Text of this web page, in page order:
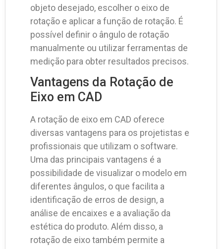
objeto desejado, escolher o eixo de
rotação e aplicar a função de rotação. É
possível definir o ângulo de rotação
manualmente ou utilizar ferramentas de
medição para obter resultados precisos.
Vantagens da Rotação de
Eixo em CAD
A rotação de eixo em CAD oferece
diversas vantagens para os projetistas e
profissionais que utilizam o software.
Uma das principais vantagens é a
possibilidade de visualizar o modelo em
diferentes ângulos, o que facilita a
identificação de erros de design, a
análise de encaixes e a avaliação da
estética do produto. Além disso, a
rotação de eixo também permite a